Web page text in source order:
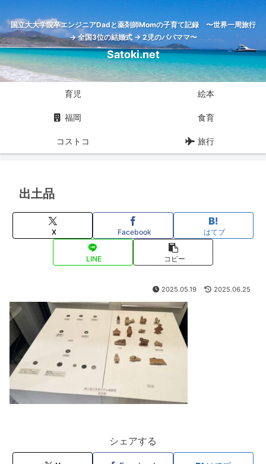
国立大大学院卒エンジニアDadと薬剤師Momの子育て記録 〜世界一周旅行
→ 全国3位の結婚式 → 2児のパパママ〜
Satoki.net
育児 絵本
福岡 食育
コストコ 旅行
出土品
X Facebook はてブ
LINE コピー
2025.05.19 2025.06.25
シェアする